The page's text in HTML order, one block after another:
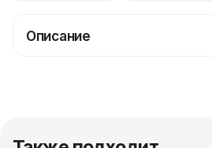
Описание